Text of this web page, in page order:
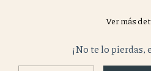
Ver más
¡No te lo